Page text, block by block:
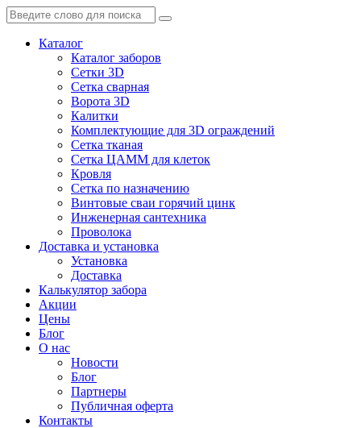
Каталог
Каталог заборов
Сетки 3D
Сетка сварная
Ворота 3D
Калитки
Комплектующие для 3D ограждений
Сетка тканая
Сетка ЦАММ для клеток
Кровля
Сетка по назначению
Винтовые сваи горячий цинк
Инженерная сантехника
Проволока
Доставка и установка
Установка
Доставка
Калькулятор забора
Акции
Цены
Блог
О нас
Новости
Блог
Партнеры
Публичная оферта
Контакты